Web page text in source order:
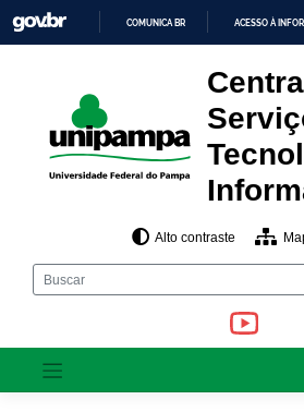
para
o
O
CONTEÚDO
COMUNICA BR ACESSO À
Alto contraste